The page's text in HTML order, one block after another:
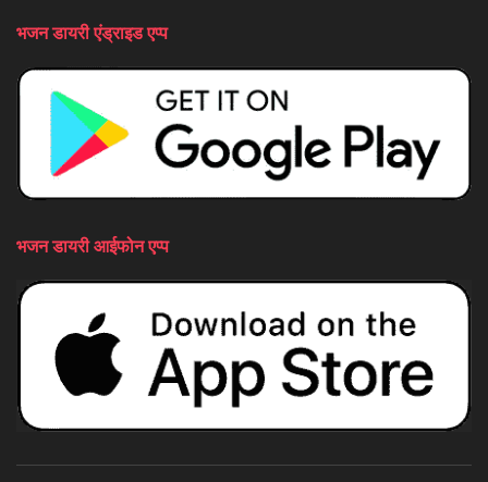
भजन डायरी एंड्राइड एप्प
भजन डायरी आईफोन एप्प